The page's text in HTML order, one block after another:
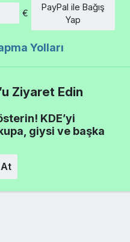
€
PayPal ile Bağış
Yap
Yolları
Ziyaret Edin
KDE’yi
giysi ve başka